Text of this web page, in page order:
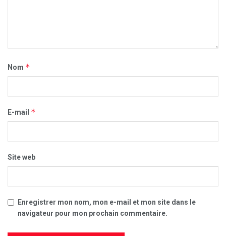
Nom *
E-mail *
Site web
Enregistrer mon nom, mon e-mail et mon site dans le
navigateur pour mon prochain commentaire.